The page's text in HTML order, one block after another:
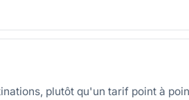
plutôt qu'un tarif point à